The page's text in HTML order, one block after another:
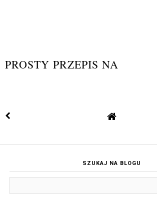
PROSTY PRZEPIS NA
SZUKAJ NA BLOGU